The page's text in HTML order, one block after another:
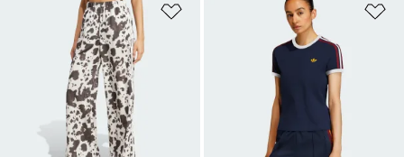
Dodaj do listy życzeń